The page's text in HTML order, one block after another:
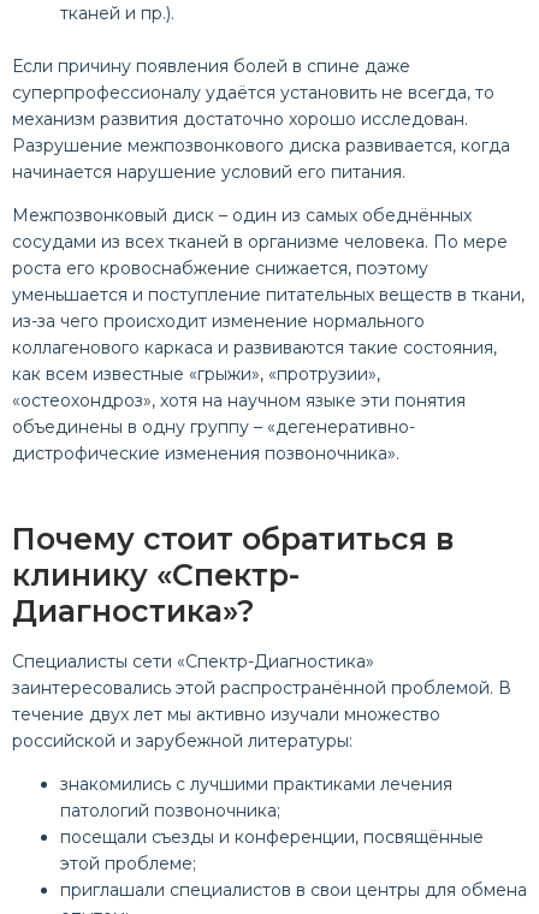
тканей и пр.).
Если причину появления болей в спине даже
суперпрофессионалу удаётся установить не всегда, то
механизм развития достаточно хорошо исследован.
Разрушение межпозвонкового диска развивается, когда
начинается нарушение условий его питания.
Межпозвонковый диск – один из самых обеднённых
сосудами из всех тканей в организме человека. По мере
роста его кровоснабжение снижается, поэтому
уменьшается и поступление питательных веществ в ткани,
из-за чего происходит изменение нормального
коллагенового каркаса и развиваются такие состояния,
как всем известные «грыжи», «протрузии»,
«остеохондроз», хотя на научном языке эти понятия
объединены в одну группу – «дегенеративно-
дистрофические изменения позвоночника».
Почему стоит обратиться в
клинику «Спектр-
Диагностика»?
Специалисты сети «Спектр-Диагностика»
заинтересовались этой распространённой проблемой. В
течение двух лет мы активно изучали множество
российской и зарубежной литературы:
знакомились с лучшими практиками лечения
патологий позвоночника;
посещали съезды и конференции, посвящённые
этой проблеме;
приглашали специалистов в свои центры для обмена